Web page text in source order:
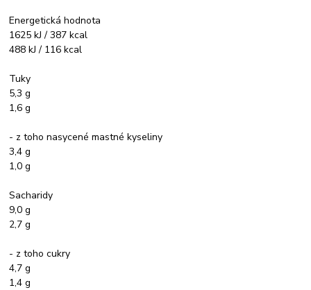
Energetická hodnota
1625 kJ / 387 kcal
488 kJ / 116 kcal
Tuky
5,3 g
1,6 g
- z toho nasycené mastné kyseliny
3,4 g
1,0 g
Sacharidy
9,0 g
2,7 g
- z toho cukry
4,7 g
1,4 g